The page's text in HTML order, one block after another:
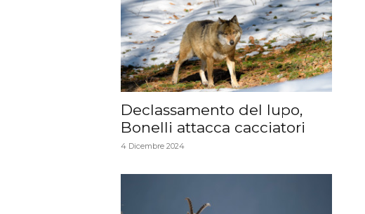
Declassamento del lupo,
Bonelli attacca cacciatori
4 Dicembre 2024